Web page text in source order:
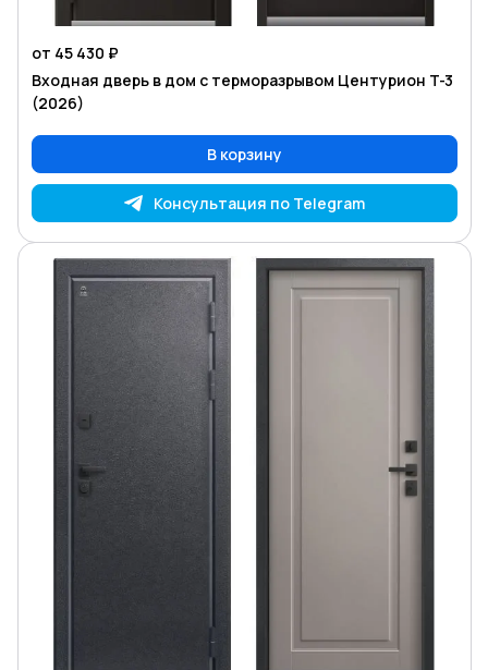
от 45 430 ₽
Входная дверь в дом с терморазрывом Центурион T-3
(2026)
В корзину
Консультация по Telegram